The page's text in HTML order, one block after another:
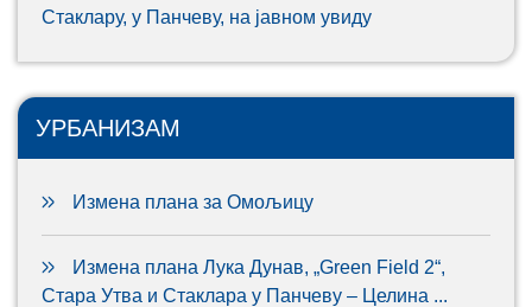
Стаклару, у Панчеву, на јавном увиду
УРБАНИЗАМ
Измена плана за Омољицу
Измена плана Лука Дунав, „Green Field 2“,
Стара Утва и Стаклара у Панчеву – Целина ...